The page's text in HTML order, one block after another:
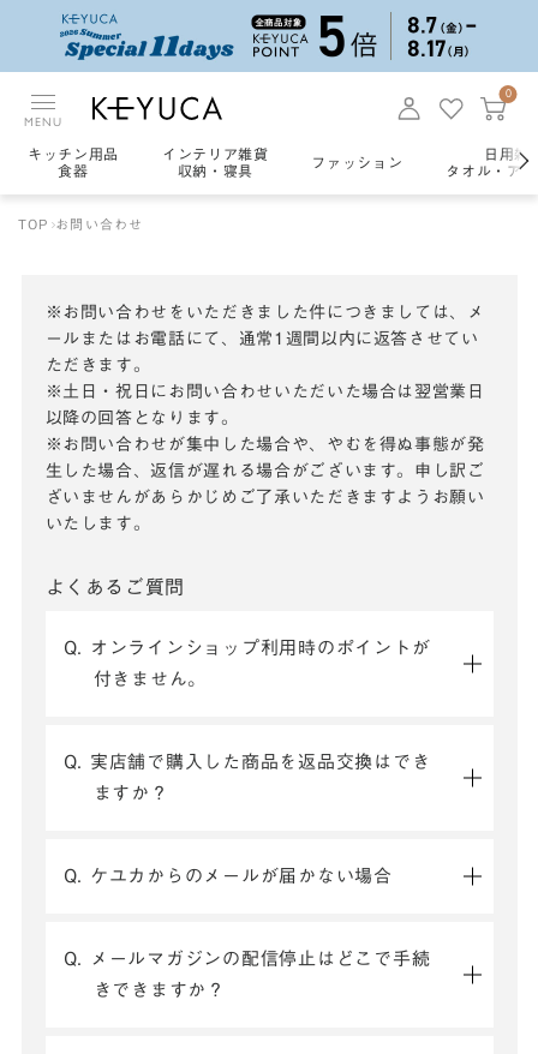
MENU
0
キッチン用品
食器
インテリア雑貨
収納・寝具
ファッション
日用雑
タオル・ア
TOP お問い合わせ
※お問い合わせをいただきました件につきましては、メ
ールまたはお電話にて、通常1週間以内に返答させてい
ただきます。
※土日・祝日にお問い合わせいただいた場合は翌営業日
以降の回答となります。
※お問い合わせが集中した場合や、やむを得ぬ事態が発
生した場合、返信が遅れる場合がございます。申し訳ご
ざいませんがあらかじめご了承いただきますようお願い
いたします。
よくあるご質問
Q. オンラインショップ利用時のポイントが
付きません。
Q. 実店舗で購入した商品を返品交換はでき
ますか？
Q. ケユカからのメールが届かない場合
Q. メールマガジンの配信停止はどこで手続
きできますか？